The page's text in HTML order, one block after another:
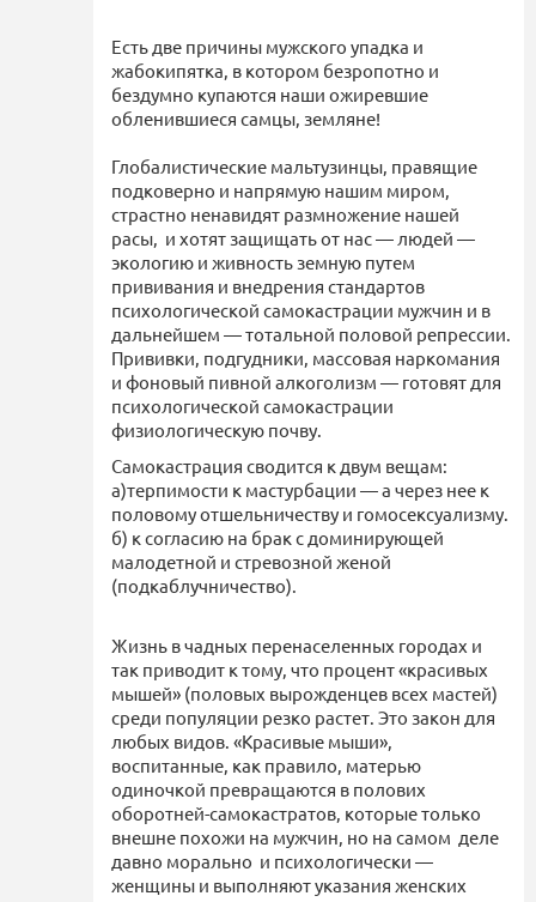
Есть две причины мужского упадка и
жабокипятка, в котором безропотно и
бездумно купаются наши ожиревшие
обленившиеся самцы, земляне!
Глобалистические мальтузинцы, правящие
подковерно и напрямую нашим миром,
страстно ненавидят размножение нашей
расы, и хотят защищать от нас — людей —
экологию и живность земную путем
прививания и внедрения стандартов
психологической самокастрации мужчин и в
дальнейшем — тотальной половой репрессии.
Прививки, подгудники, массовая наркомания
и фоновый пивной алкоголизм — готовят для
психологической самокастрации
физиологическую почву.
Самокастрация сводится к двум вещам:
а)терпимости к мастурбации — а через нее к
половому отшельничеству и гомосексуализму.
б) к согласию на брак с доминирующей
малодетной и стревозной женой
(подкаблучничество).
Жизнь в чадных перенаселенных городах и
так приводит к тому, что процент «красивых
мышей» (половых вырожденцев всех мастей)
среди популяции резко растет. Это закон для
любых видов. «Красивые мыши»,
воспитанные, как правило, матерью
одиночкой превращаются в полових
оборотней-самокастратов, которые только
внешне похожи на мужчин, но на самом деле
давно морально и психологически —
женщины и выполняют указания женских